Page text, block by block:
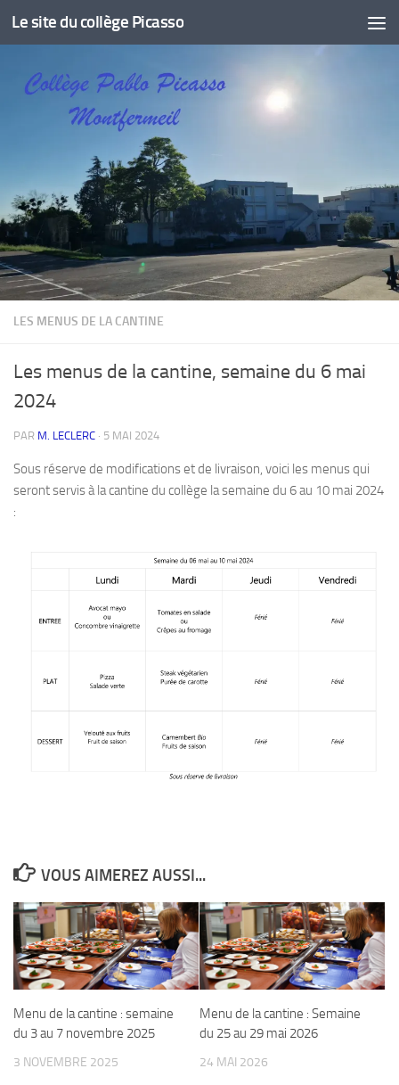
Skip to content
Le site du collège Picasso
LES MENUS DE LA CANTINE
Les menus de la cantine, semaine du 6 mai
2024
PAR M. LECLERC · 5 MAI 2024
Sous réserve de modifications et de livraison, voici les menus qui
seront servis à la cantine du collège la semaine du 6 au 10 mai 2024
:
VOUS AIMEREZ AUSSI...
Menu de la cantine : semaine
du 3 au 7 novembre 2025
3 NOVEMBRE 2025
Menu de la cantine : Semaine
du 25 au 29 mai 2026
24 MAI 2026